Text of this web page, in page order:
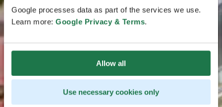
Google processes data as part of the services we use.
Learn more: Google Privacy & Terms.
Allow all
Use necessary cookies only